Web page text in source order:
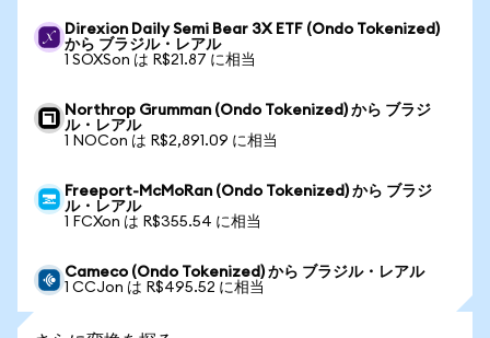
Direxion Daily Semi Bear 3X ETF (Ondo Tokenized)
から ブラジル・レアル
1 SOXSon は R$21.87 に相当
Northrop Grumman (Ondo Tokenized) から ブラジ
ル・レアル
1 NOCon は R$2,891.09 に相当
Freeport-McMoRan (Ondo Tokenized) から ブラジ
ル・レアル
1 FCXon は R$355.54 に相当
Cameco (Ondo Tokenized) から ブラジル・レアル
1 CCJon は R$495.52 に相当